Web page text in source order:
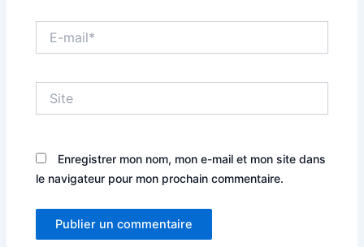
mail*
Enregistrer mon nom, mon e-mail et mon site dans
le navigateur pour mon prochain commentaire.